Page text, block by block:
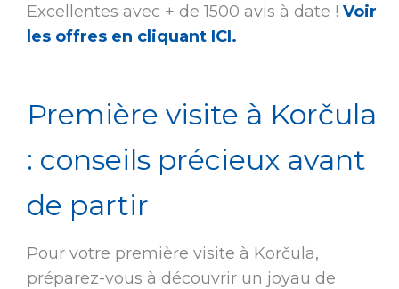
Excellentes avec + de 1500 avis à date ! Voir
les offres en cliquant ICI.
Première visite à Korčula
: conseils précieux avant
de partir
Pour votre première visite à Korčula,
préparez-vous à découvrir un joyau de